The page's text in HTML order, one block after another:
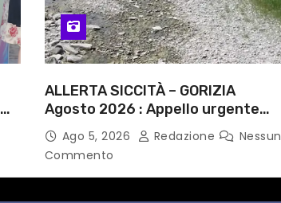
ALLERTA SICCITÀ – GORIZIA
Agosto 2026 : Appello urgente
alle Autorità competenti
Ago 5, 2026 Redazione
Nessun
Commento